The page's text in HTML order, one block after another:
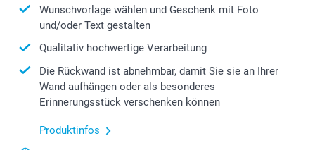
Wunschvorlage wählen und Geschenk mit Foto
und/oder Text gestalten
Qualitativ hochwertige Verarbeitung
Die Rückwand ist abnehmbar, damit Sie sie an Ihrer
Wand aufhängen oder als besonderes
Erinnerungsstück verschenken können
Produktinfos